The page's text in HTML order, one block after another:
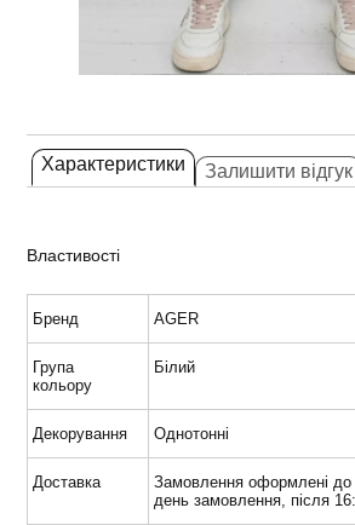
Характеристики Залишити відгук
Властивості
Бренд AGER
Група
кольору
Білий
Декорування Однотонні
Доставка
Замовлення оформлені до
день замовлення, після